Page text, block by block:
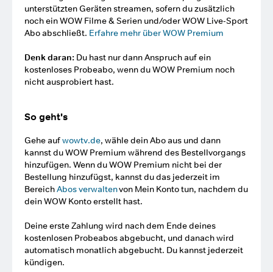
unterstützten Geräten streamen, sofern du zusätzlich
noch ein WOW Filme & Serien und/oder WOW Live-Sport
Abo abschließt. Erfahre mehr über WOW Premium
Denk daran: Du hast nur dann Anspruch auf ein
kostenloses Probeabo, wenn du WOW Premium noch
nicht ausprobiert hast.
So geht's
Gehe aufwowtv.de, wähle dein Abo aus und dann
kannst du WOW Premium während des Bestellvorgangs
hinzufügen. Wenn du WOW Premium nicht bei der
Bestellung hinzufügst, kannst du das jederzeit im
BereichAbos verwaltenvon Mein Konto tun, nachdem du
dein WOW Konto erstellt hast.
Deine erste Zahlung wird nach dem Ende deines
kostenlosen Probeabos abgebucht, und danach wird
automatisch monatlich abgebucht. Du kannst jederzeit
kündigen.